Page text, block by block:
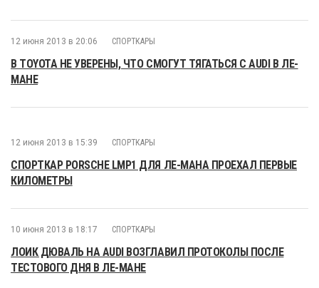
12 июня 2013 в 20:06 СПОРТКАРЫ
В TOYOTA НЕ УВЕРЕНЫ, ЧТО СМОГУТ ТЯГАТЬСЯ С AUDI В ЛЕ-
МАНЕ
12 июня 2013 в 15:39 СПОРТКАРЫ
СПОРТКАР PORSCHE LMP1 ДЛЯ ЛЕ-МАНА ПРОЕХАЛ ПЕРВЫЕ
КИЛОМЕТРЫ
10 июня 2013 в 18:17 СПОРТКАРЫ
ЛОИК ДЮВАЛЬ НА AUDI ВОЗГЛАВИЛ ПРОТОКОЛЫ ПОСЛЕ
ТЕСТОВОГО ДНЯ В ЛЕ-МАНЕ